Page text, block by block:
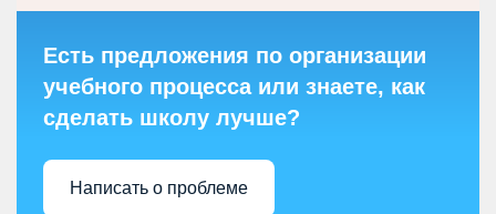
Есть предложения по организации
учебного процесса или знаете, как
сделать школу лучше?
Написать о проблеме